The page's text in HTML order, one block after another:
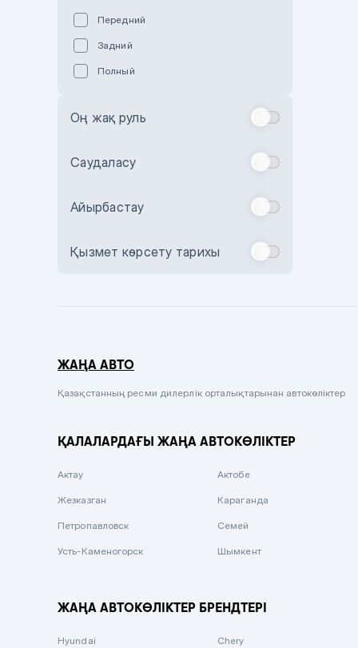
Зеленый
Бежевый
Комбинированный
Сиреневый металлик
Вишневый
Передний
Задний
Полный
Оң жақ руль
Саудаласу
Айырбастау
Қызмет көрсету тарихы
ЖАҢА АВТО
Қазақстанның ресми дилерлік орталықтарынан автокөліктер
ҚАЛАЛАРДАҒЫ ЖАҢА АВТОКӨЛІКТЕР
Актау Актобе
Жезказган Караганда
Петропавловск Семей
Усть-Каменогорск Шымкент
ЖАҢА АВТОКӨЛІКТЕР БРЕНДТЕРІ
Hyundai Chery